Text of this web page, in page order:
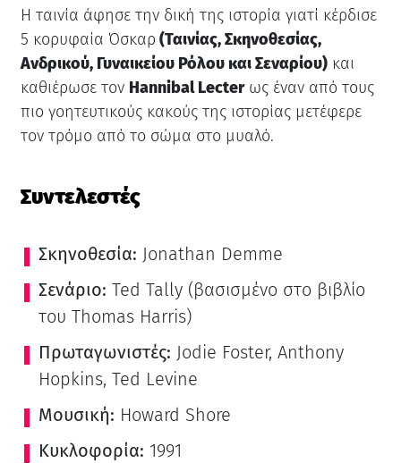
Η ταινία άφησε την δική της ιστορία γιατί κέρδισε
5 κορυφαία Όσκαρ (Ταινίας, Σκηνοθεσίας,
Ανδρικού, Γυναικείου Ρόλου και Σεναρίου)και
καθιέρωσε τον Hannibal Lecterως έναν από τους
πιο γοητευτικούς κακούς της ιστορίας μετέφερε
τον τρόμο από το σώμα στο μυαλό.
Συντελεστές
Σκηνοθεσία: Jonathan Demme
Σενάριο: Ted Tally (βασισμένο στο βιβλίο
του Thomas Harris)
Πρωταγωνιστές: Jodie Foster, Anthony
Hopkins, Ted Levine
Μουσική: Howard Shore
Κυκλοφορία: 1991